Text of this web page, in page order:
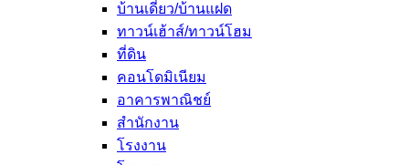
บ้านเดี่ยว/บ้านแฝด
ทาวน์เฮ้าส์/ทาวน์โฮม
ที่ดิน
คอนโดมิเนียม
อาคารพาณิชย์
สำนักงาน
โรงงาน